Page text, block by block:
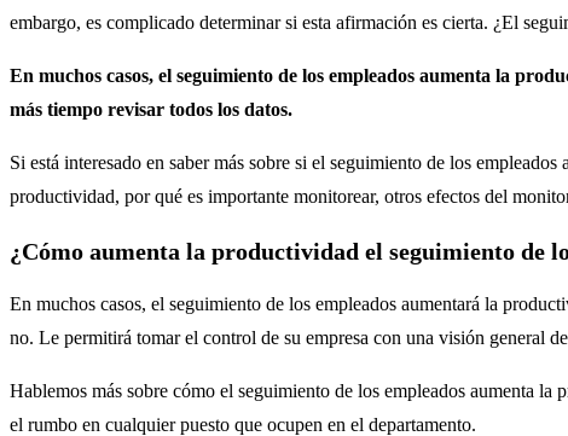
embargo, es complicado determinar si esta afirmación es cierta. ¿El
En muchos casos, el seguimiento de los empleados aumenta la
más tiempo revisar todos los datos.
Si está interesado en saber más sobre si el seguimiento de los
productividad, por qué es importante monitorear, otros efectos del
¿Cómo aumenta la productividad el seguimiento de
En muchos casos, el seguimiento de los empleados aumentará la
no. Le permitirá tomar el control de su empresa con una visión general
Hablemos más sobre cómo el seguimiento de los empleados aumenta
el rumbo en cualquier puesto que ocupen en el departamento.